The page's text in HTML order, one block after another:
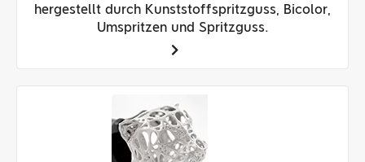
hergestellt durch Kunststoffspritzguss, Bicolor,
Umspritzen und Spritzguss.